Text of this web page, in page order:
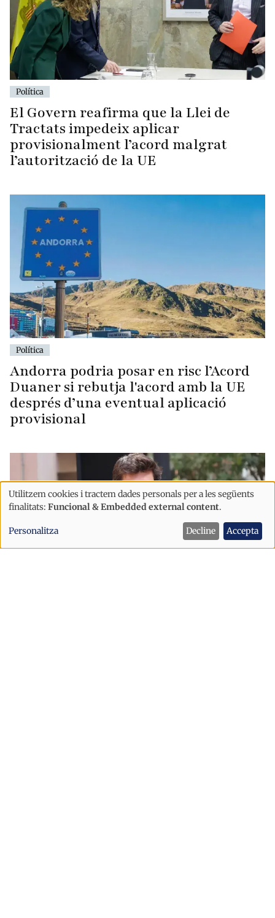
Política
El Govern reafirma que la Llei de
Tractats impedeix aplicar
provisionalment l’acord malgrat
l’autorització de la UE
Política
Andorra podria posar en risc l’Acord
Duaner si rebutja l'acord amb la UE
després d’una eventual aplicació
provisional
Ús
de
dades
Utilitzem cookies i tractem dades personals per a les següents
finalitats: Funcional & Embedded external content.
Personalitza Decline Accepta